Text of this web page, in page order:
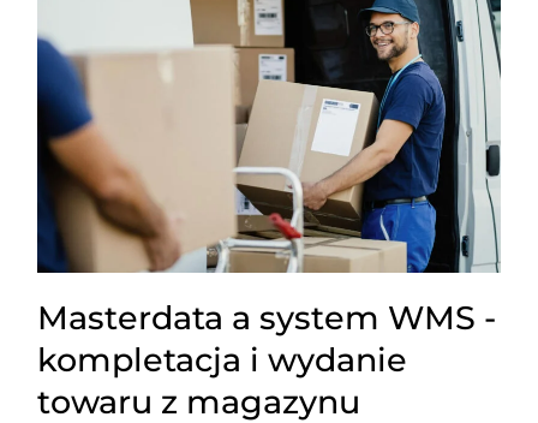
Masterdata a system WMS -
kompletacja i wydanie
towaru z magazynu